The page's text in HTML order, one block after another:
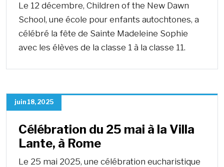
Le 12 décembre, Children of the New Dawn
School, une école pour enfants autochtones, a
célébré la fête de Sainte Madeleine Sophie
avec les élèves de la classe 1 à la classe 11.
juin 18, 2025
Célébration du 25 mai à la Villa
Lante, à Rome
Le 25 mai 2025, une célébration eucharistique